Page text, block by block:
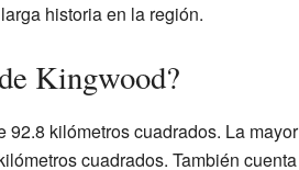
historia en la región.
Kingwood?
kilómetros cuadrados. La mayor
cuadrados. También cuenta